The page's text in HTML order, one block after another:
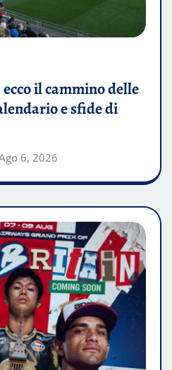
il cammino delle
e sfide di
6, 2026